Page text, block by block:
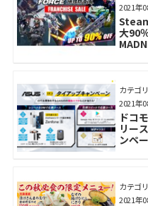
大90
2021年
カテゴ
ドコ
リー
ンペ
2021年
カテゴ
2021年